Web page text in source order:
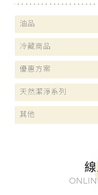
油品
冷藏商品
優惠方案
天然潔淨系列
其他